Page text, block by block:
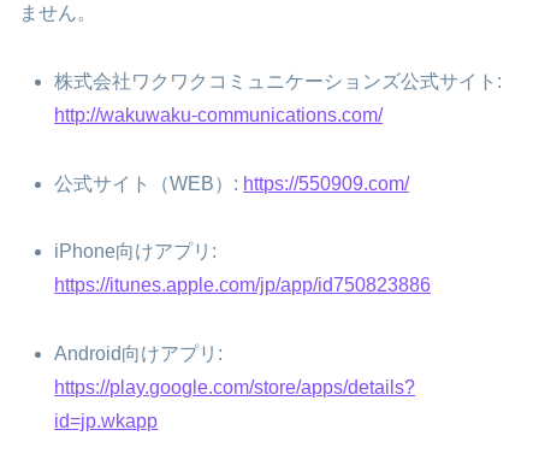
ません。
株式会社ワクワクコミュニケーションズ公式サイト:
http://wakuwaku-communications.com/
公式サイト（WEB）: https://550909.com/
iPhone向けアプリ:
https://itunes.apple.com/jp/app/id750823886
Android向けアプリ:
https://play.google.com/store/apps/details?
id=jp.wkapp